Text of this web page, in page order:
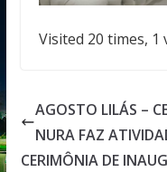
Visited 20 times, 1
AGOSTO LILÁS –
NURA FAZ
CERIMÔNIA DE